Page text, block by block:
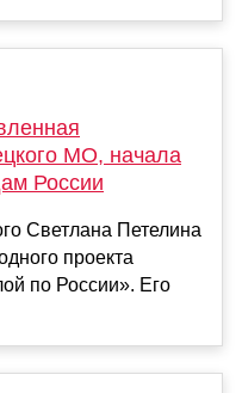
МО, начала
России
Светлана Петелина
проекта
по России». Его